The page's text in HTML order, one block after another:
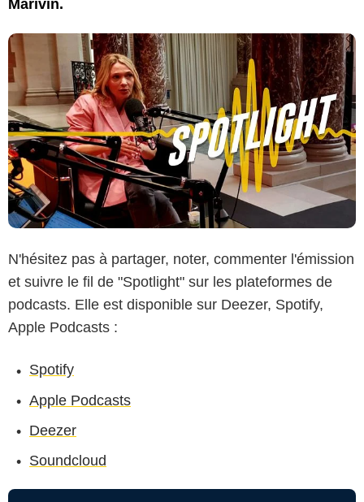
Marivin.
N'hésitez pas à partager, noter, commenter l'émission
et suivre le fil de "Spotlight" sur les plateformes de
podcasts. Elle est disponible sur Deezer, Spotify,
Apple Podcasts :
Spotify
Apple Podcasts
Deezer
Soundcloud